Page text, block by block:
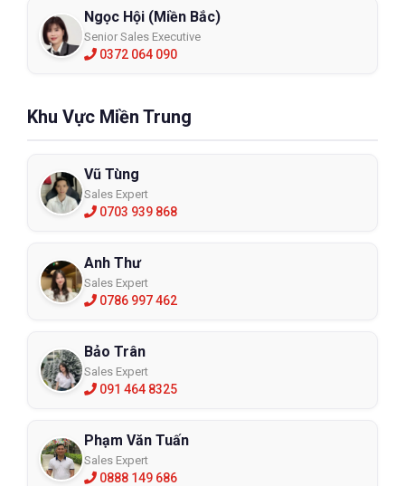
Ngọc Hội (Miền Bắc)
Senior Sales Executive
0372 064 090
Khu Vực Miền Trung
Vũ Tùng
Sales Expert
0703 939 868
Anh Thư
Sales Expert
0786 997 462
Bảo Trân
Sales Expert
091 464 8325
Phạm Văn Tuấn
Sales Expert
0888 149 686